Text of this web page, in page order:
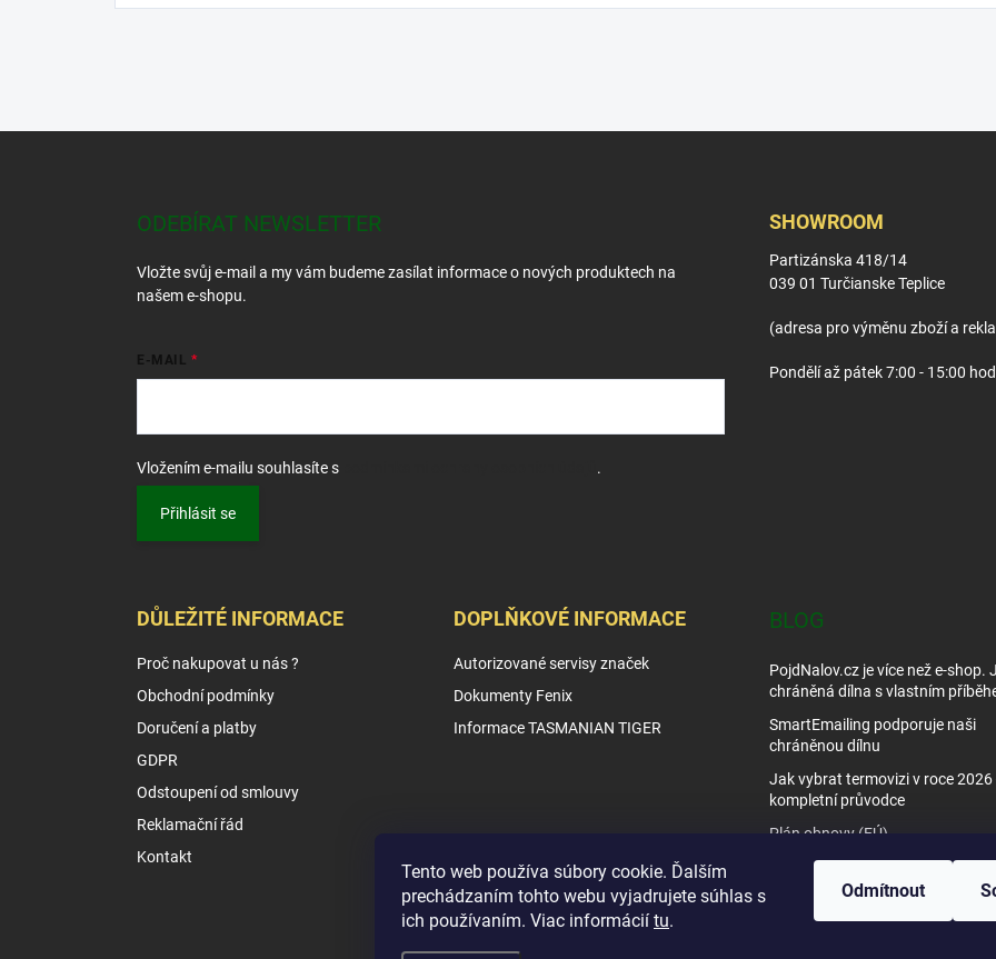
Tento web používa súbory cookie. Ďalším
prechádzaním tohto webu vyjadrujete súhlas s
ich používaním. Viac informácií tu.
Odmítnout
ODEBÍRAT NEWSLETTER
Vložte svůj e-mail a my vám budeme zasílat informace o nových produktech na
našem e-shopu.
E-MAIL
Vložením e-mailu souhlasíte s .
Přihlásit se
SHOWROOM
Partizánska 418/14
039 01 Turčianske Teplice
(adresa pro výměnu zboží a
Pondělí až pátek 7:00 - 15:00
DŮLEŽITÉ INFORMACE
Proč nakupovat u nás ?
Obchodní podmínky
Doručení a platby
GDPR
Odstoupení od smlouvy
Reklamační řád
Kontakt
DOPLŇKOVÉ INFORMACE
Autorizované servisy značek
Dokumenty Fenix
Informace TASMANIAN TIGER
BLOG
PojdNalov.cz je více než e-shop.
chráněná dílna s vlastním
SmartEmailing podporuje naši
chráněnou dílnu
Jak vybrat termovizi v roce 2026
kompletní průvodce
Plán obnovy (EÚ)
Tipy využití nočního vidění
Jak vybrat noční vidění